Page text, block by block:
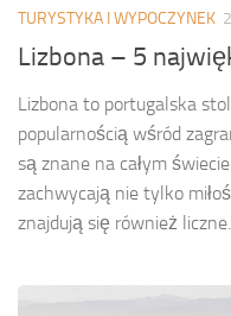
TURYSTYKA I WYPOCZYNEK
Lizbona – 5
Lizbona to portugalska
popularnością wśród
są znane na całym
zachwycają nie tylko
znajdują się również